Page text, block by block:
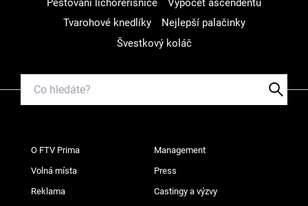
Pěstování lichořeřišnice
Výpočet ascendentu
Tvarohové knedlíky
Nejlepší palačinky
Švestkový koláč
O FTV Prima Management
Volná místa Press
Reklama Castingy a výzvy